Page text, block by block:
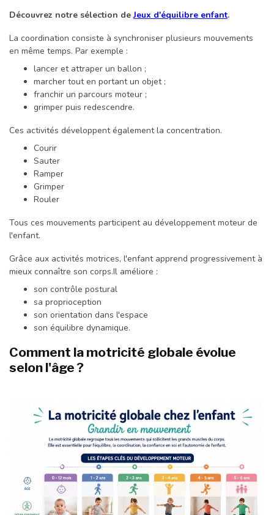
Découvrez notre sélection deJeux d'équilibre enfant.
La coordination consiste à synchroniser plusieurs mouvements
en même temps. Par exemple :
lancer et attraper un ballon ;
marcher tout en portant un objet ;
franchir un parcours moteur ;
grimper puis redescendre.
Ces activités développent également la concentration.
Courir
Sauter
Ramper
Grimper
Rouler
Tous ces mouvements participent au développement moteur de
l'enfant.
Grâce aux activités motrices, l'enfant apprend progressivement à
mieux connaître son corps.Il améliore :
son contrôle postural
sa proprioception
son orientation dans l'espace
son équilibre dynamique.
Comment la motricité globale évolue
selon l'âge ?